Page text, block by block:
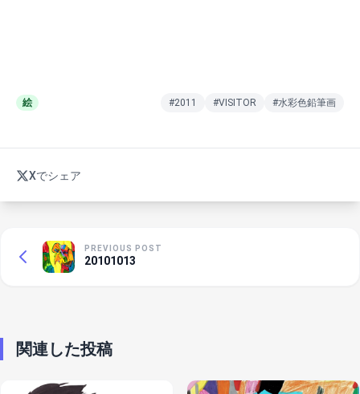
絵 #2011 #VISITOR #水彩色鉛筆画
Xでシェア
PREVIOUS POST
20101013
関連した投稿